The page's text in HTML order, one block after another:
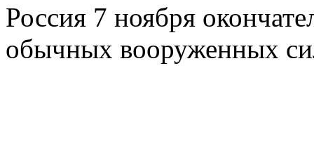
Россия 7 ноября
обычных вооруженных